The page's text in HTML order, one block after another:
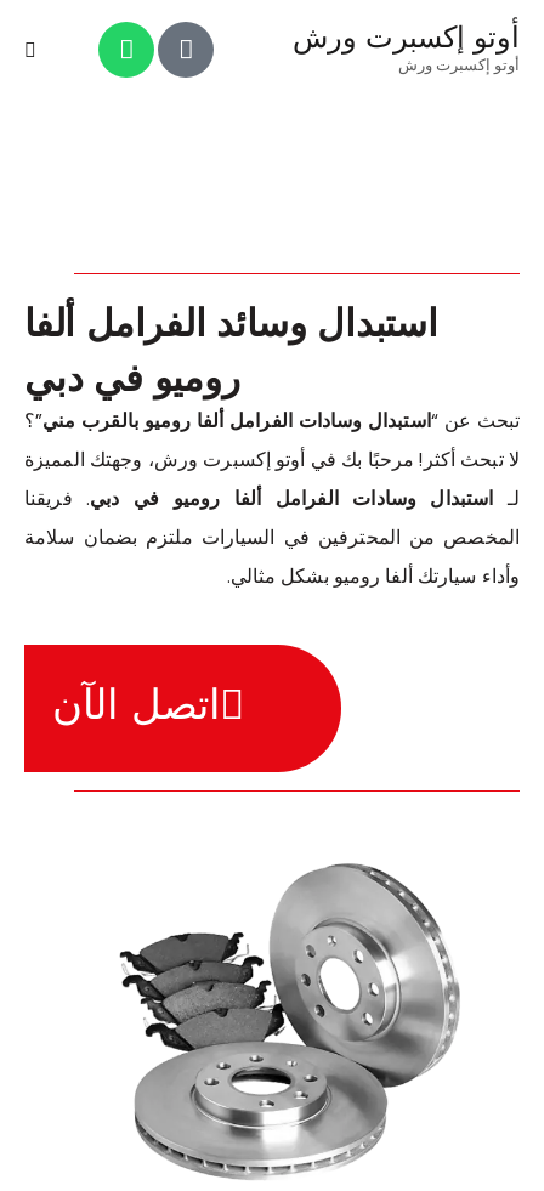
أوتو إكسبرت ورش
أوتو إكسبرت ورش
استبدال وسائد الفرامل ألفا
روميو في دبي
تبحث عن “استبدال وسادات الفرامل ألفا روميو بالقرب مني”؟
لا تبحث أكثر! مرحبًا بك في أوتو إكسبرت ورش، وجهتك المميزة
لـ استبدال وسادات الفرامل ألفا روميو في دبي. فريقنا
المخصص من المحترفين في السيارات ملتزم بضمان سلامة
وأداء سيارتك ألفا روميو بشكل مثالي.
اتصل الآن